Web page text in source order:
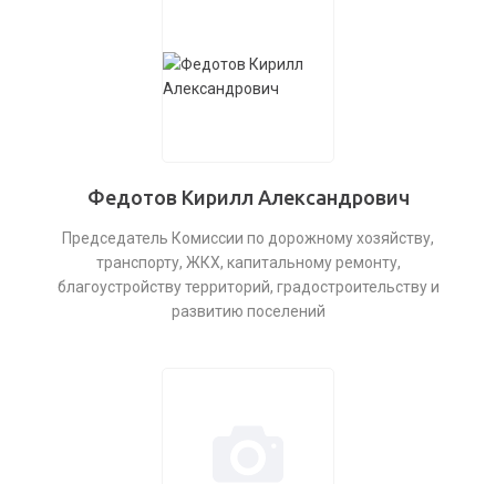
Федотов Кирилл Александрович
Председатель Комиссии по дорожному хозяйству,
транспорту, ЖКХ, капитальному ремонту,
благоустройству территорий, градостроительству и
развитию поселений